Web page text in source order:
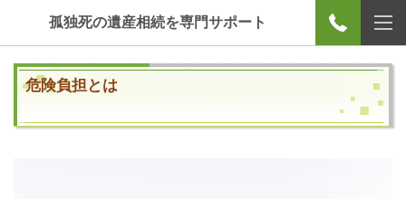
孤独死の遺産相続を専門サポート
危険負担とは